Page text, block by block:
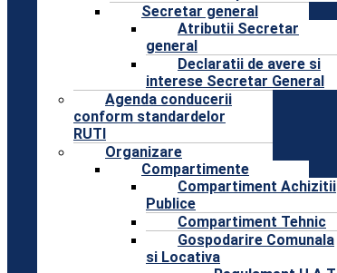
Secretar general
Atributii Secretar
general
Declaratii de avere si
interese Secretar General
Agenda conducerii
conform standardelor
RUTI
Organizare
Compartimente
Compartiment Achizitii
Publice
Compartiment Tehnic
Gospodarire Comunala
si Locativa